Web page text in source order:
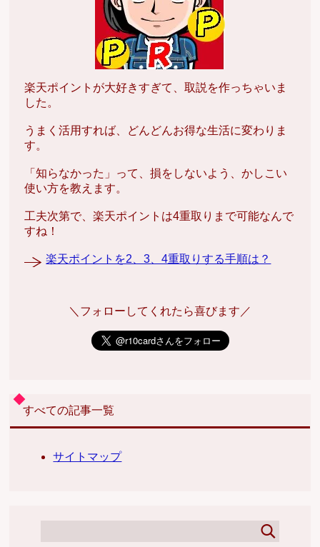
楽天ポイントが大好きすぎて、取説を作っちゃいま
した。
うまく活用すれば、どんどんお得な生活に変わりま
す。
「知らなかった」って、損をしないよう、かしこい
使い方を教えます。
工夫次第で、楽天ポイントは4重取りまで可能なんで
すね！
楽天ポイントを2、3、4重取りする手順は？
＼フォローしてくれたら喜びます／
すべての記事一覧
サイトマップ